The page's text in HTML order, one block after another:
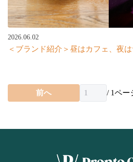
2026.06.02
＜ブランド紹介＞昼はカフェ、夜は
前へ / 1ペー